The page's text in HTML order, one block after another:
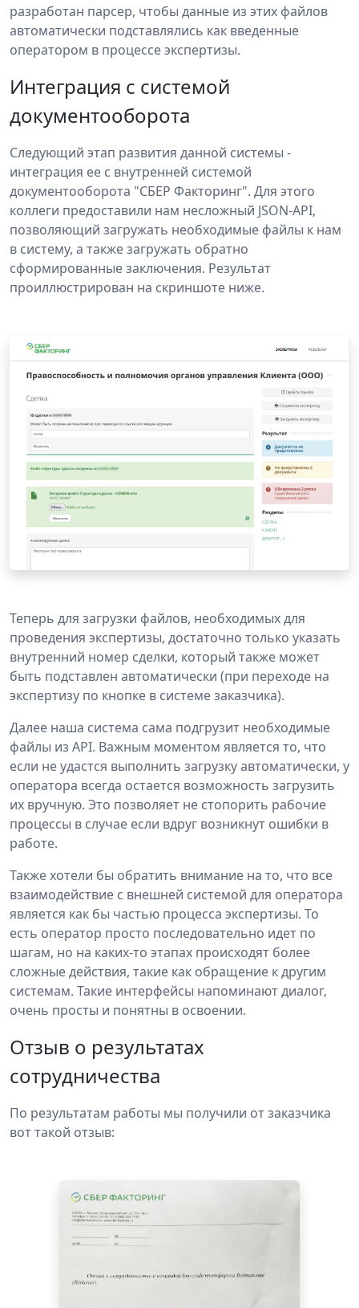
разработан парсер, чтобы данные из этих файлов
автоматически подставлялись как введенные
оператором в процессе экспертизы.
Интеграция с системой
документооборота
Следующий этап развития данной системы -
интеграция ее с внутренней системой
документооборота "СБЕР Факторинг". Для этого
коллеги предоставили нам несложный JSON-API,
позволяющий загружать необходимые файлы к нам
в систему, а также загружать обратно
сформированные заключения. Результат
проиллюстрирован на скриншоте ниже.
Теперь для загрузки файлов, необходимых для
проведения экспертизы, достаточно только указать
внутренний номер сделки, который также может
быть подставлен автоматически (при переходе на
экспертизу по кнопке в системе заказчика).
Далее наша система сама подгрузит необходимые
файлы из API. Важным моментом является то, что
если не удастся выполнить загрузку автоматически, у
оператора всегда остается возможность загрузить
их вручную. Это позволяет не стопорить рабочие
процессы в случае если вдруг возникнут ошибки в
работе.
Также хотели бы обратить внимание на то, что все
взаимодействие с внешней системой для оператора
является как бы частью процесса экспертизы. То
есть оператор просто последовательно идет по
шагам, но на каких-то этапах происходят более
сложные действия, такие как обращение к другим
системам. Такие интерфейсы напоминают диалог,
очень просты и понятны в освоении.
Отзыв о результатах
сотрудничества
По результатам работы мы получили от заказчика
вот такой отзыв: